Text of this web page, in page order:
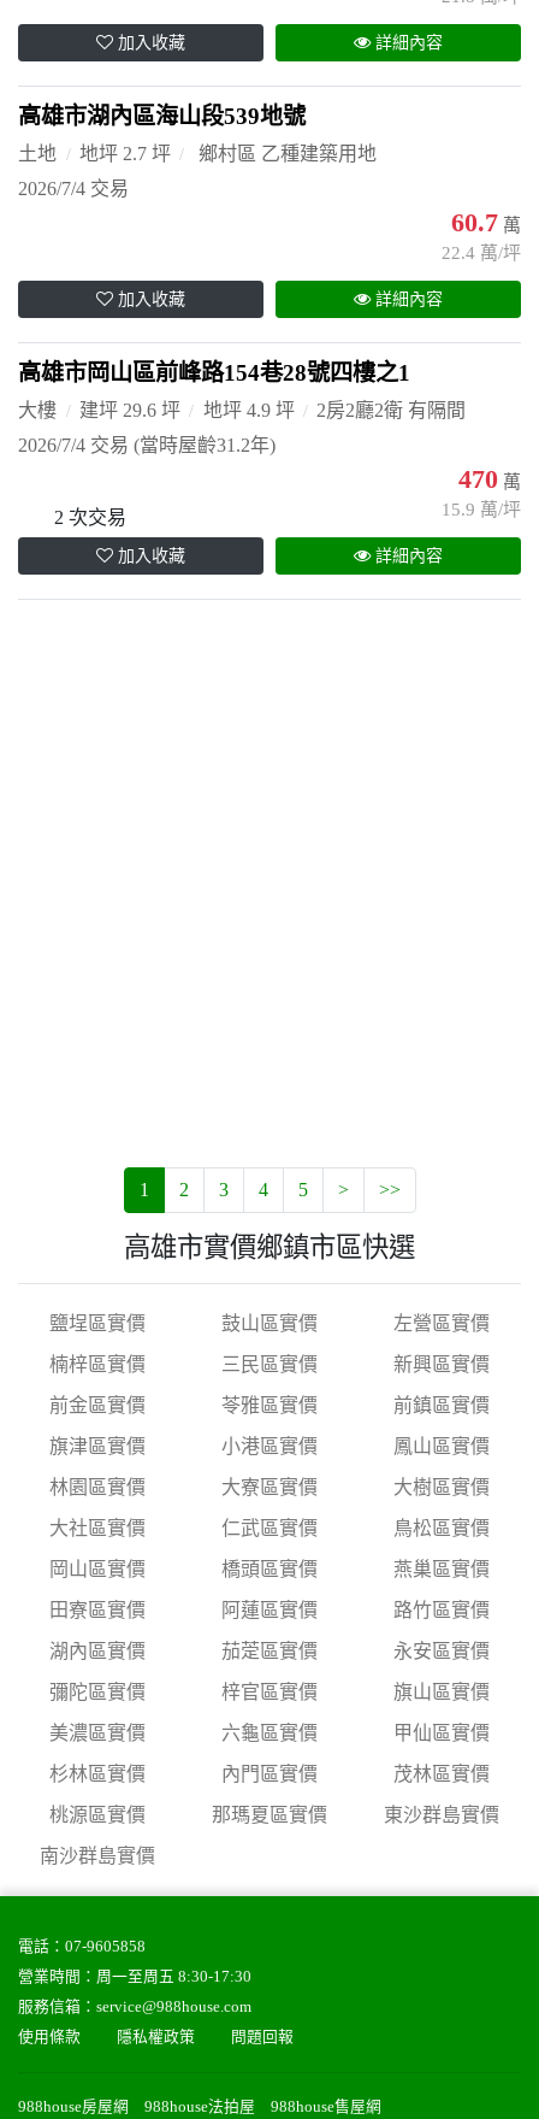
加入收藏 詳細內容
高雄市湖內區海山段539地號
土地 地坪 2.7 坪
鄉村區 乙種建築用地
2026/7/4 交易
60.7 萬
22.4 萬/坪
加入收藏 詳細內容
高雄市岡山區前峰路154巷28號四樓之1
大樓 建坪 29.6 坪 地坪 4.9 坪
2房2廳2衛 有隔間
2026/7/4 交易 (當時屋齡31.2年)
2 次交易
470 萬
15.9 萬/坪
加入收藏 詳細內容
1 2 3 4 5 > >>
高雄市實價鄉鎮市區快選
鹽埕區實價 鼓山區實價
左營區實價
楠梓區實價
三民區實價
新興區實價
前金區實價
苓雅區實價
前鎮區實價
旗津區實價
小港區實價
鳳山區實價
林園區實價
大寮區實價
大樹區實價
大社區實價
仁武區實價
鳥松區實價
岡山區實價
橋頭區實價
燕巢區實價
田寮區實價
阿蓮區實價
路竹區實價
湖內區實價
茄萣區實價
永安區實價
彌陀區實價
梓官區實價
旗山區實價
美濃區實價
六龜區實價
甲仙區實價
杉林區實價
內門區實價
茂林區實價
桃源區實價
那瑪夏區實價
東沙群島實價
南沙群島實價
電話： 07-9605858
營業時間：周一至周五 8:30-17:30
服務信箱： service@988house.com
使用條款
隱私權政策 問題回報
988house房屋網 988house法拍屋 988house售屋網